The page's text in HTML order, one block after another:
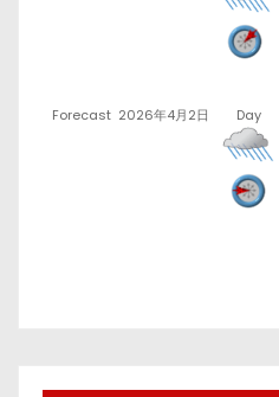
Forecast 2026年4月2日 Day